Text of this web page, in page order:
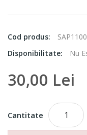
Cod produs:
SAP1100
Disponibilitate:
Nu
30,00 Lei
Cantitate